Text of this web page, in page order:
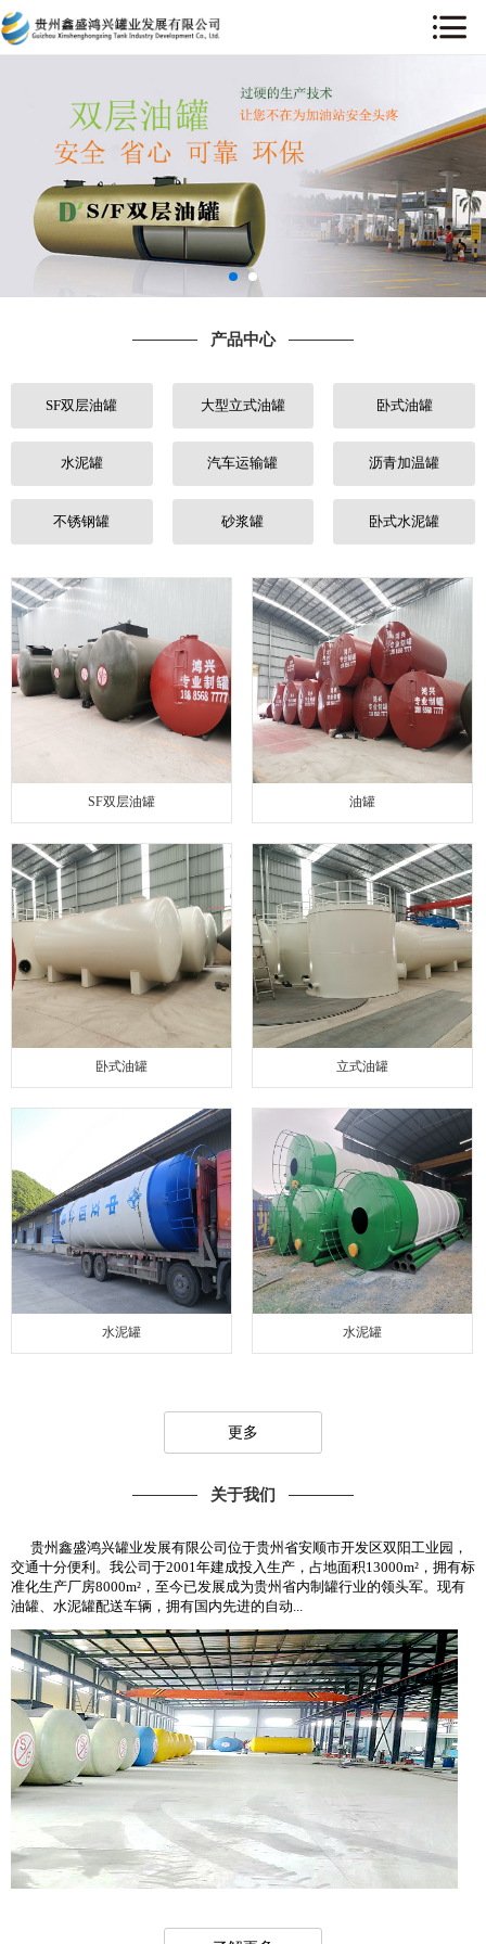
产品中心
SF双层油罐 大型立式油罐 卧式油罐
水泥罐 汽车运输罐 沥青加温罐
不锈钢罐 砂浆罐 卧式水泥罐
SF双层油罐 油罐
卧式油罐 立式油罐
水泥罐 水泥罐
更多
关于我们
贵州鑫盛鸿兴罐业发展有限公司位于贵州省安顺市开发区双阳工业园，
交通十分便利。我公司于2001年建成投入生产，占地面积13000m²，拥有标
准化生产厂房8000m²，至今已发展成为贵州省内制罐行业的领头军。现有
油罐、水泥罐配送车辆，拥有国内先进的自动...
关于我们
产品中心
工程案例
售后服务
行业动态
人才招聘
联系我们